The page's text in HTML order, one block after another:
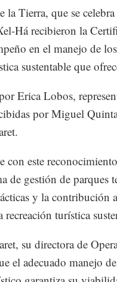
la Tierra, que se celebra
Há recibieron la
en el manejo de
sustentable que
Erica Lobos,
por Miguel
este
de gestión de parques
y la contribución
turística
su directora de
el adecuado manejo